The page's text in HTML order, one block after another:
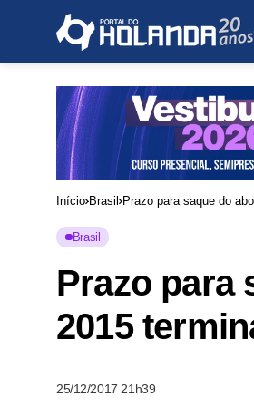
Início Brasil Prazo para saque do
Brasil
Prazo para
2015
25/12/2017 21h39